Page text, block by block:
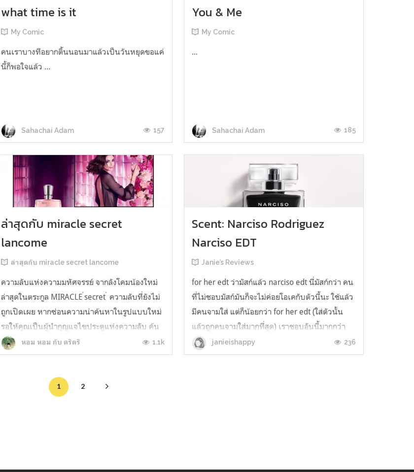
what time is it
My Comic
คนเราบางทีอยากติ้นนอนมาแล้วเป็นวันหยุดขอแค่
นี้ก็พอใจแล้ว ...
Sahachai Adam 157
You & Me
My Comic
...
Sahachai Adam 185
ล่าสุดกับ miracle secret
lancome
ล่าสุดกับ miracle secret lancome
ความลับแห่งความมหัศจรรย์ จากลังโคมน้องใหม่
ล่าสุดในตระกูล MIRACLE ่secret ่ ความลับที่ยังไม่
ถูกเปิดเผย หากซ่อนความน่าค้นหาในรูปแบบใหม่
รอให้คุณเป็นผู้นำกุญแจไขประตูแห่งความลับ ค้น
พบความมหัศจรรย์กับทุกๆวันในชีวิตด้วยความ
หอมหวานละมุน สัมผัสใหม่ของความหอมในรูป
หอม หอม กับ ตริตริ 1.1k
Scent: Narciso Rodriguez
Narciso EDT
Janie’s Reviews
for her edt ว่ามัสก์แล้ว narciso edt นี่มัสก์กว่า คน
ที่ไม่ชอบมัสก์มันก็จะไม่ค่อยโอเคกับตัวนี้นะ ใช้แล้ว
มีคนจามใส่ แต่ก็น้อยกว่า for her edt (ใส่ตัวนั้น
แล้วถูกคนจามใส่มากที่สุด) เราชอบอันนี้มากกว่า
for her อาจจะเพราะว่ามันมีกุหลาบ เรารักกลิ่น
กุหลาบ แต่เราก็ยังไม่เจอน้ำหอมกลิ่นกุหลาบที่
janieishappy 236
1 2